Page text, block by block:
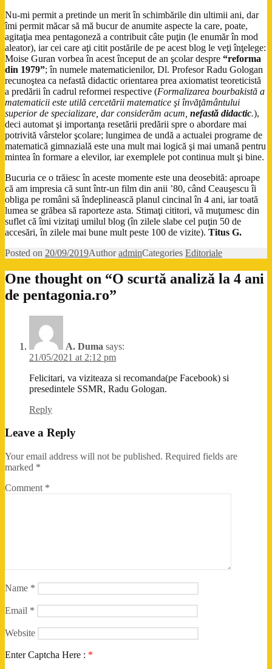
Nu-mi permit a pretinde un merit în schimbările din ultimii ani, dar
îmi permit măcar să mă bucur de anumite aspecte la care, poate,
agitaţia mea pentagoneză a contribuit câte puţin (le enumăr în mod
aleator), iar cei care aţi citit postările de pe acest blog le veţi înţelege:
Moise Guran vorbea în acest început de an şcolar despre “reforma
din 1979”; în numele matematicienilor, Dl. Profesor Radu Gologan
recunoştea ca nefastă didactic orientarea prea axiomatist teoreticistă
a predării în cadrul reformei respective (Formalizarea bourbakistă a
matematicii este utilă cercetării matematice şi învăţământului
superior de specializare, dar considerăm acum, nefastă didactic.),
deci automat şi importanţa resetării predării spre o abordare mai
potrivită vârstelor şcolare; lungimea de undă a actualei programe de
matematică gimnazială este una mult mai logică şi mai umană pentru
mintea în formare a elevilor, iar exemplele pot continua mult şi bine.
Bucuria ce o trăiesc în aceste momente este una deosebită: aproape
că am impresia că sunt într-un film din anii ’80, când Ceauşescu îi
obliga pe români să îndeplinească planul cincinal în 4 ani, iar toată
lumea se grăbea să raporteze asta. Stimaţi cititori, vă muţumesc din
suflet că îmi vizitaţi umilul blog (în zilele slabe cel puţin 50 de
accesări, în zilele mai bune mult peste 100 de vizite). Titus G.
Posted on 20/09/2019AuthoradminCategories Editoriale
One thought on “O scurtă analiză la 4 ani
de pentagonia.ro”
A. Duma says:
21/05/2021 at 2:12 pm
Felicitari, va viziteaza si recomanda(pe Facebook) si
presedintele SSMR, Radu Gologan.
Reply
Leave a Reply
Your email address will not be published. Required fields are
marked *
Comment *
Name *
Email *
Website
Enter Captcha Here : *